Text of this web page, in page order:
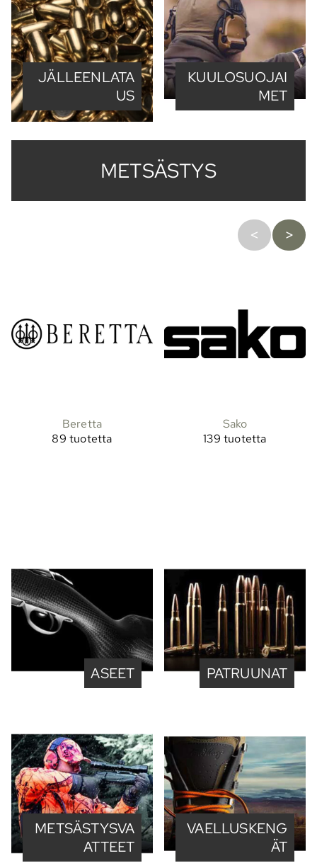
JÄLLEENLATA
US
KUULOSUOJAI
MET
METSÄSTYS
Beretta
89 tuotetta
Sako
139 tuotetta
ASEET PATRUUNAT
METSÄSTYSVA
ATTEET
VAELLUSKENG
ÄT